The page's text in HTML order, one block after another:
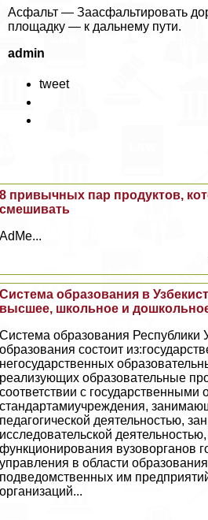
Асфальт — Заасфальтировать
площадку — к дальнему пути.
admin
tweet
8 привычных пар продуктов,
смешивать
AdMe...
Система образования в
высшее, школьное и
Система образования Республики
образования состоит
негосударственных
реализующих образовательные
соответствии с государственными
стандартамиучреждения,
педагогической деятельностью,
исследовательской
функционирования вузоворганов
управления в области
подведомственных им
организаций...